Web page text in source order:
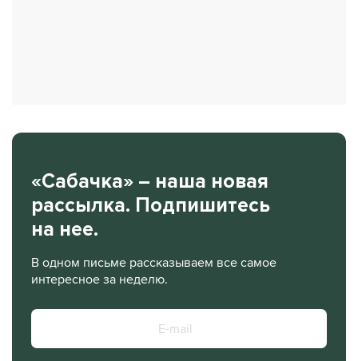
«Сабачка» – наша новая
рассылка. Подпишитесь
на нее.
В одном письме рассказываем все самое
интересное за неделю.